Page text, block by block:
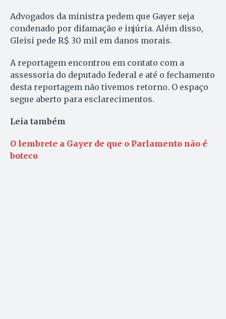
Advogados da ministra pedem que Gayer seja
condenado por difamação e injúria. Além disso,
Gleisi pede R$ 30 mil em danos morais.
A reportagem encontrou em contato com a
assessoria do deputado federal e até o fechamento
desta reportagem não tivemos retorno. O espaço
segue aberto para esclarecimentos.
Leia também
O lembrete a Gayer de que o Parlamento não é
boteco